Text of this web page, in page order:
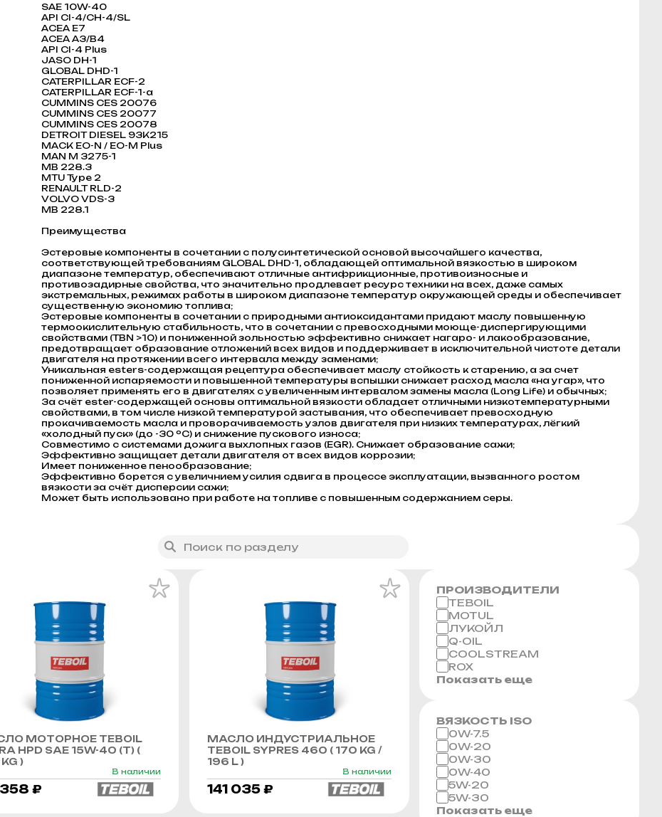
SAE 10W-40
API CI-4/CH-4/SL
ACEA E7
ACEA A3/B4
API CI-4 Plus
JASO DH-1
GLOBAL DHD-1
CATERPILLAR ECF-2
CATERPILLAR ECF-1-a
CUMMINS CES 20076
CUMMINS CES 20077
CUMMINS CES 20078
DETROIT DIESEL 93K215
MACK EO-N / EO-M Plus
MAN M 3275-1
MB 228.3
MTU Type 2
RENAULT RLD-2
VOLVO VDS-3
MB 228.1
Преимущества
Эстеровые компоненты в сочетании с полусинтетической основой высочайшего качества,
соответствующей требованиям GLOBAL DHD-1, обладающей оптимальной вязкостью в широком
диапазоне температур, обеспечивают отличные антифрикционные, противоизносные и
противозадирные свойства, что значительно продлевает ресурс техники на всех, даже самых
экстремальных, режимах работы в широком диапазоне температур окружающей среды и обеспечивает
существенную экономию топлива;
Эстеровые компоненты в сочетании с природными антиоксидантами придают маслу повышенную
термоокислительную стабильность, что в сочетании с превосходными моюще-диспергирующими
свойствами (TBN >10) и пониженной зольностью эффективно снижает нагаро- и лакообразование,
предотвращает образование отложений всех видов и поддерживает в исключительной чистоте детали
двигателя на протяжении всего интервала между заменами;
Уникальная esters-содержащая рецептура обеспечивает маслу стойкость к старению, а за счет
пониженной испаряемости и повышенной температуры вспышки снижает расход масла «на угар», что
позволяет применять его в двигателях с увеличенным интервалом замены масла (Long Life) и обычных;
За счёт ester-содержащей основы оптимальной вязкости обладает отличными низкотемпературными
свойствами, в том числе низкой температурой застывания, что обеспечивает превосходную
прокачиваемость масла и проворачиваемость узлов двигателя при низких температурах, лёгкий
«холодный пуск» (до -30 ºC) и снижение пускового износа;
Совместимо с системами дожига выхлопных газов (EGR). Снижает образование сажи;
Эффективно защищает детали двигателя от всех видов коррозии;
Имеет пониженное пенообразование;
Эффективно борется с увеличнием усилия сдвига в процессе эксплуатации, вызванного ростом
вязкости за счёт дисперcии сажи;
Может быть использовано при работе на топливе с повышенным содержанием серы.
МОТОРНОЕ TEBOIL
HPD SAE 15W-40 (Т) (
)
В наличии
₽
МАСЛО ИНДУСТРИАЛЬНОЕ
TEBOIL SYPRES 460 ( 170 KG /
196 L )
В наличии
141 035 ₽
ПРОИЗВОДИТЕЛИ
TEBOIL
MOTUL
ЛУКОЙЛ
Q-OIL
COOLSTREAM
ROX
Показать еще
ВЯЗКОСТЬ ISO
0W-7.5
0W-20
0W-30
0W-40
5W-20
5W-30
Показать еще